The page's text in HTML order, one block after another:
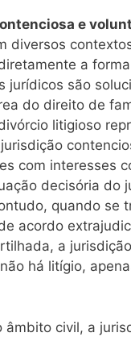
e
diversos
a
jurídicos são
do direito de
litigioso
com interesses
decisória do
quando se
acordo
a
há litígio,
âmbito civil, a